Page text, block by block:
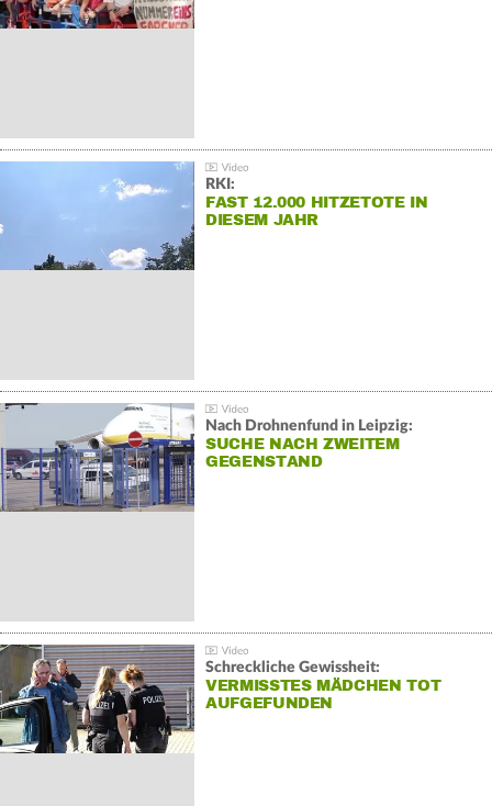
RKI:
FAST 12.000 HITZETOTE IN
DIESEM JAHR
Nach Drohnenfund in Leipzig:
SUCHE NACH ZWEITEM
GEGENSTAND
Schreckliche Gewissheit:
VERMISSTES MÄDCHEN TOT
AUFGEFUNDEN